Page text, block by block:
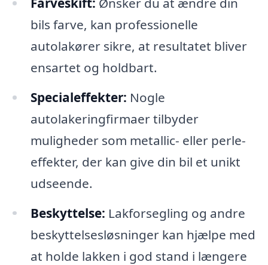
bils farve, kan professionelle
autolakører sikre, at resultatet bliver
ensartet og holdbart.
Specialeffekter: Nogle
autolakeringfirmaer tilbyder
muligheder som metallic- eller perle-
effekter, der kan give din bil et unikt
udseende.
Beskyttelse: Lakforsegling og andre
beskyttelsesløsninger kan hjælpe med
at holde lakken i god stand i længere